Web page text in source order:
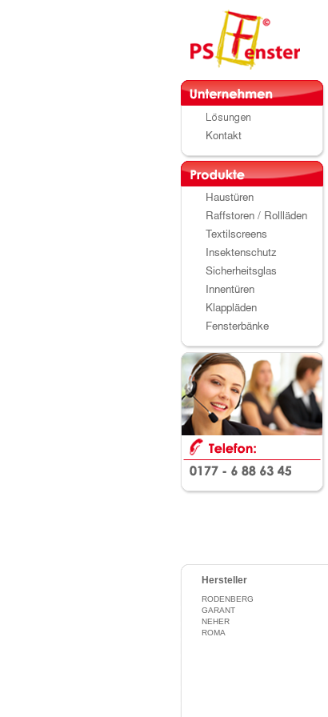
Hersteller
RODENBERG
GARANT
NEHER
ROMA